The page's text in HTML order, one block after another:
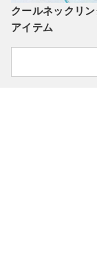
クールネックリ
アイテム